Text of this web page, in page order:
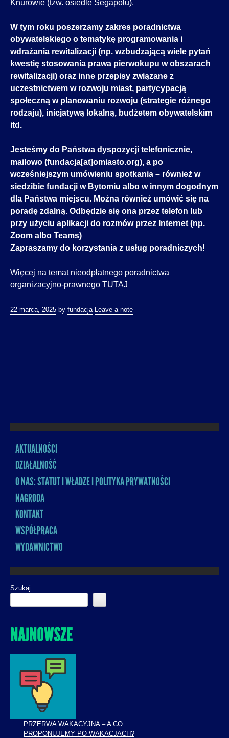
Knurowie (tzw. osiedle Segapolu).
W tym roku poszerzamy zakres poradnictwa
obywatelskiego o tematykę programowania i
wdrażania rewitalizacji (np. wzbudzającą wiele pytań
kwestię stosowania prawa pierwokupu w obszarach
rewitalizacji) oraz inne przepisy związane z
uczestnictwem w rozwoju miast, partycypacją
społeczną w planowaniu rozwoju (strategie różnego
rodzaju), inicjatywą lokalną, budżetem obywatelskim
itd.
Jesteśmy do Państwa dyspozycji telefonicznie,
mailowo (fundacja[at]omiasto.org), a po
wcześniejszym umówieniu spotkania – również w
siedzibie fundacji w Bytomiu albo w innym dogodnym
dla Państwa miejscu. Można również umówić się na
poradę zdalną. Odbędzie się ona przez telefon lub
przy użyciu aplikacji do rozmów przez Internet (np.
Zoom albo Teams)
Zapraszamy do korzystania z usług poradniczych!
Więcej na temat nieodpłatnego poradnictwa
organizacyjno-prawnego TUTAJ
22 marca, 2025 by fundacja Leave a note
MENU
AKTUALNOŚCI
DZIAŁALNOŚĆ
O NAS: STATUT I WŁADZE I POLITYKA PRYWATNOŚCI
NAGRODA
KONTAKT
WSPÓŁPRACA
WYDAWNICTWO
Szukaj
NAJNOWSZE
PRZERWA WAKACYJNA – A CO
PROPONUJEMY PO WAKACJACH?